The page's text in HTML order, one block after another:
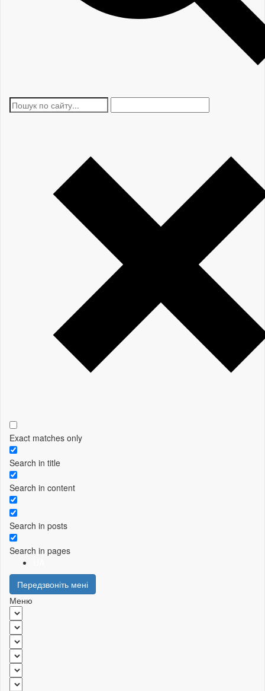
Exact matches only
Search in title
Search in content
Search in posts
Search in pages
Передзвоніть мені
Меню